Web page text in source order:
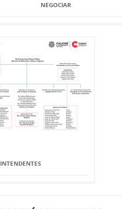
NEGOCIAR
INTENDENTES